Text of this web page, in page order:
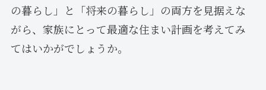
の暮らし」と「将来の暮らし」の両方を見据えな
がら、家族にとって最適な住まい計画を考えてみ
てはいかがでしょうか。